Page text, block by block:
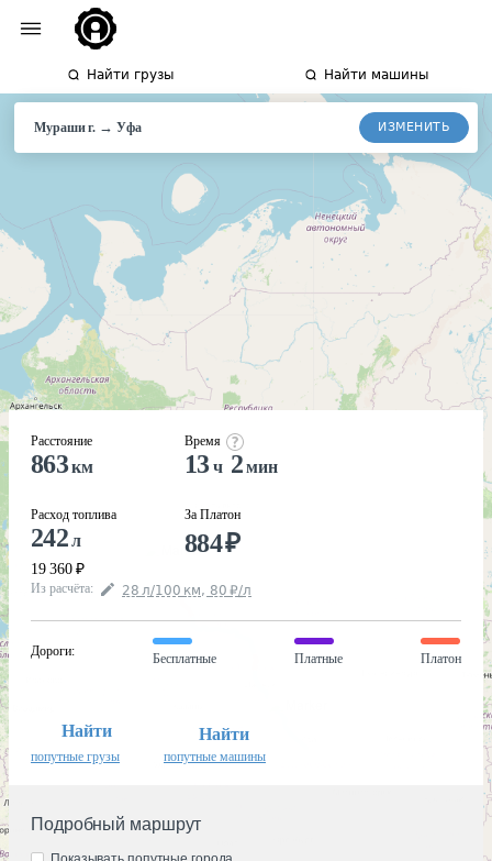
Найти грузы Найти машины
Мураши г. → Уфа ИЗМЕНИТЬ
Расстояние
863км
Расход топлива
242л
19 360 ₽
Время
13ч 2мин
За Платон
884₽
Из расчёта: 28 л/100 км, 80 ₽/л
Дороги:
Бесплатные Платные Платон
Найти
попутные грузы
Найти
попутные машины
Подробный маршрут